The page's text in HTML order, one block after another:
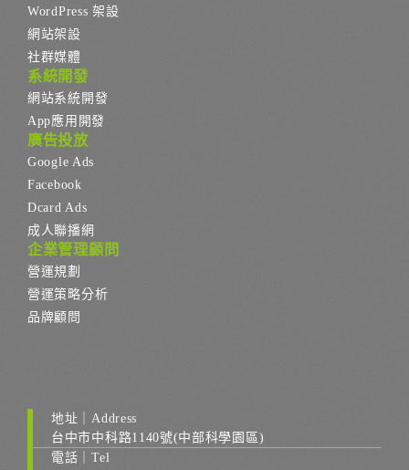
WordPress 架設
網站架設
社群媒體
系統開發
網站系統開發
App應用開發
廣告投放
Google Ads
Facebook
Dcard Ads
成人聯播網
企業管理顧問
營運規劃
營運策略分析
品牌顧問
地址｜Address
台中市中科路1140號(中部科學園區)
電話｜Tel